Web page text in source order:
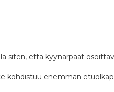
siten, että kyynärpäät
kohdistuu enemmän